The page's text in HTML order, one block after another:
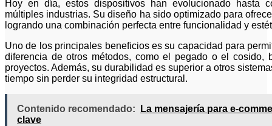
Hoy en día, estos dispositivos han evolucionado hasta
múltiples industrias. Su diseño ha sido optimizado para
logrando una combinación perfecta entre funcionalidad y
Uno de los principales beneficios es su capacidad para
diferencia de otros métodos, como el pegado o el cosido,
proyectos. Además, su durabilidad es superior a otros
tiempo sin perder su integridad estructural.
Contenido recomendado:
La mensajería para e-
clave